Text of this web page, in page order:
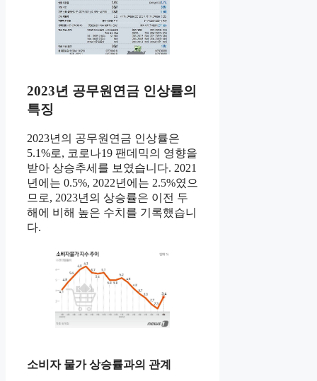
2023년 공무원연금 인상률의
특징
2023년의 공무원연금 인상률은
5.1%로, 코로나19 팬데믹의 영향을
받아 상승추세를 보였습니다. 2021
년에는 0.5%, 2022년에는 2.5%였으
므로, 2023년의 상승률은 이전 두
해에 비해 높은 수치를 기록했습니
다.
소비자 물가 상승률과의 관계